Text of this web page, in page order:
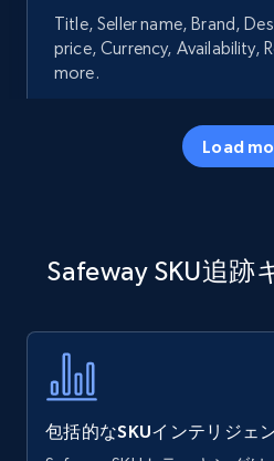
Title, Seller name, Brand,
price, Currency, Availability,
more.
5.7K+
specific keywords
price, Currency, Availability,
more.
Load
Safeway SKU追跡
包括的なSKUインテリジェ